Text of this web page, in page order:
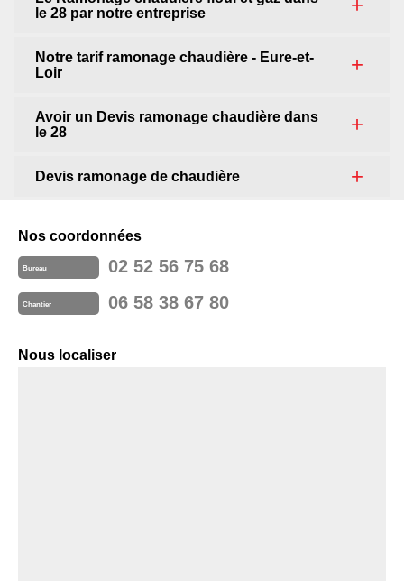
le 28 par notre entreprise
Notre tarif ramonage chaudière - Eure-et-
Loir
Avoir un Devis ramonage chaudière dans
le 28
Devis ramonage de chaudière
Nos coordonnées
Bureau 02 52 56 75 68
Chantier 06 58 38 67 80
Nous localiser